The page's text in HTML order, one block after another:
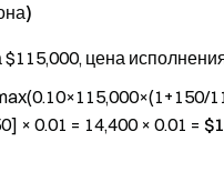
$115,000, цена
× 0.01 = 14,400 × 0.01 =